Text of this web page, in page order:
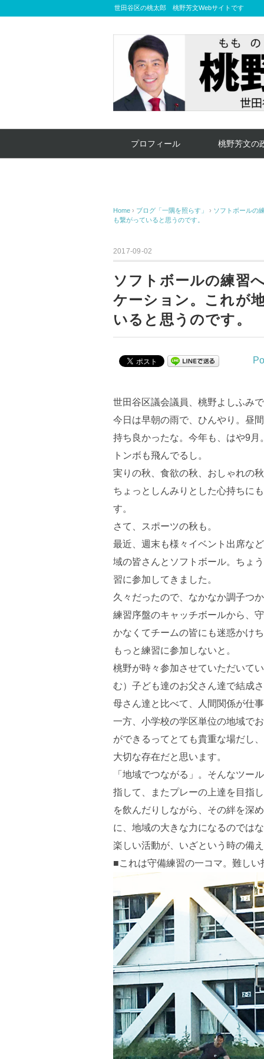
世田谷区の桃太郎 桃野芳文Webサイトです
プロフィール 桃野芳文の
Home › ブログ「一隅を照らす」 › ソフトボールの
も繋がっていると思うのです。
2017-09-02
ソフトボールの練習
ケーション。これが
いると思うのです。
世田谷区議会議員、桃野よしふみ
今日は早朝の雨で、ひんやり。昼
持ち良かったな。今年も、はや9
トンボも飛んでるし。
実りの秋、食欲の秋、おしゃれの
ちょっとしんみりとした心持ちに
す。
さて、スポーツの秋も。
最近、週末も様々イベント出席な
域の皆さんとソフトボール。ちょ
習に参加してきました。
久々だったので、なかなか調子つ
練習序盤のキャッチボールから、
かなくてチームの皆にも迷惑かけ
もっと練習に参加しないと。
桃野が時々参加させていただいて
む）子ども達のお父さん達で結成
母さん達と比べて、人間関係が仕
一方、小学校の学区単位の地域で
ができるってとても貴重な場だし
大切な存在だと思います。
「地域でつながる」。そんなツー
指して、またプレーの上達を目指
を飲んだりしながら、その絆を深
に、地域の大きな力になるのでは
楽しい活動が、いざという時の備
■これは守備練習の一コマ。難し